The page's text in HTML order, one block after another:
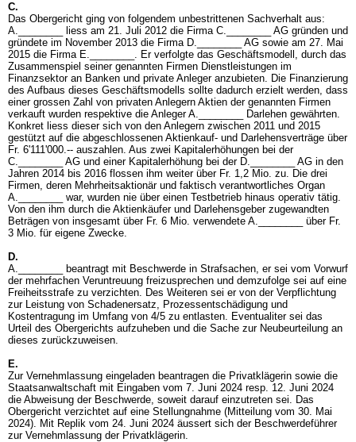
C.
Das Obergericht ging von folgendem unbestrittenen Sachverhalt aus:
A.________ liess am 21. Juli 2012 die Firma C.________ AG gründen und
gründete im November 2013 die Firma D.________ AG sowie am 27. Mai
2015 die Firma E.________. Er verfolgte das Geschäftsmodell, durch das
Zusammenspiel seiner genannten Firmen Dienstleistungen im
Finanzsektor an Banken und private Anleger anzubieten. Die Finanzierung
des Aufbaus dieses Geschäftsmodells sollte dadurch erzielt werden, dass
einer grossen Zahl von privaten Anlegern Aktien der genannten Firmen
verkauft wurden respektive die Anleger A.________ Darlehen gewährten.
Konkret liess dieser sich von den Anlegern zwischen 2011 und 2015
gestützt auf die abgeschlossenen Aktienkauf- und Darlehensverträge über
Fr. 6'111'000.-- auszahlen. Aus zwei Kapitalerhöhungen bei der
C.________ AG und einer Kapitalerhöhung bei der D.________ AG in den
Jahren 2014 bis 2016 flossen ihm weiter über Fr. 1,2 Mio. zu. Die drei
Firmen, deren Mehrheitsaktionär und faktisch verantwortliches Organ
A.________ war, wurden nie über einen Testbetrieb hinaus operativ tätig.
Von den ihm durch die Aktienkäufer und Darlehensgeber zugewandten
Beträgen von insgesamt über Fr. 6 Mio. verwendete A.________ über Fr.
3 Mio. für eigene Zwecke.
D.
A.________ beantragt mit Beschwerde in Strafsachen, er sei vom Vorwurf
der mehrfachen Veruntreuung freizusprechen und demzufolge sei auf eine
Freiheitsstrafe zu verzichten. Des Weiteren sei er von der Verpflichtung
zur Leistung von Schadenersatz, Prozessentschädigung und
Kostentragung im Umfang von 4/5 zu entlasten. Eventualiter sei das
Urteil des Obergerichts aufzuheben und die Sache zur Neubeurteilung an
dieses zurückzuweisen.
E.
Zur Vernehmlassung eingeladen beantragen die Privatklägerin sowie die
Staatsanwaltschaft mit Eingaben vom 7. Juni 2024 resp. 12. Juni 2024
die Abweisung der Beschwerde, soweit darauf einzutreten sei. Das
Obergericht verzichtet auf eine Stellungnahme (Mitteilung vom 30. Mai
2024). Mit Replik vom 24. Juni 2024 äussert sich der Beschwerdeführer
zur Vernehmlassung der Privatklägerin.